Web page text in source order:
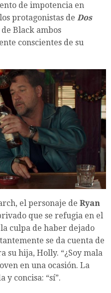
de impotencia en
protagonistas de Dos
Black ambos
conscientes de su
el personaje de Ryan
que se refugia en el
culpa de haber dejado
se da cuenta de
su hija, Holly. “¿Soy mala
en una ocasión. La
y concisa: “sí”.